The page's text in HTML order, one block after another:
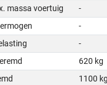
massa voertuig
-
-
-
620 kg
1100 kg